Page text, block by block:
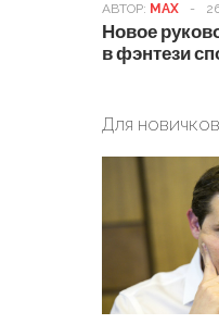
АВТОР: MAX -
Новое
в фэнтези
Для новичков